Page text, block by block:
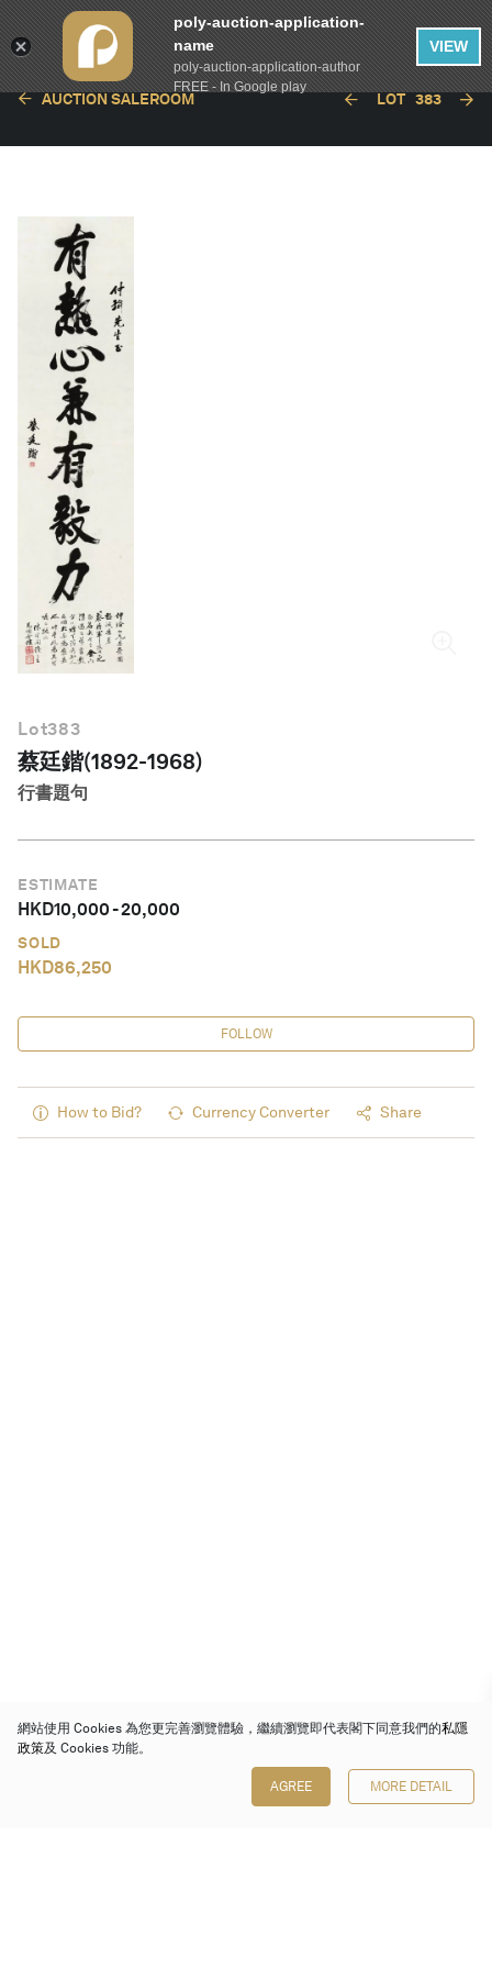
繁體中文
AUCTION SALEROOM LOT 383
Lot383
蔡廷鍇(1892-1968)
行書題句
ESTIMATE
HKD10,000-20,000
SOLD
HKD86,250
FOLLOW
How to Bid? Currency Converter Share
網站使用 Cookies 為您更完善瀏覽體驗，繼續瀏覽即代表閣下同意我們的私隱
政策及 Cookies 功能。
AGREE MORE DETAIL
poly-auction-application-
name
poly-auction-application-author
FREE - In Google play
VIEW